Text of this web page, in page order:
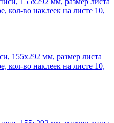
155х292 мм, размер листа
кол-во наклеек на листе 10,